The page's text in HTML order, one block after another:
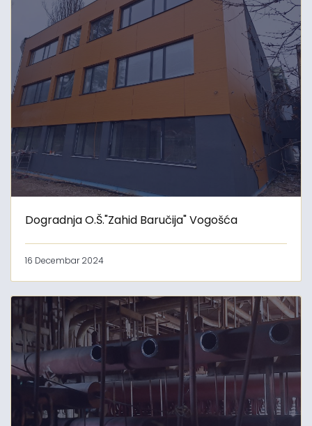
Dogradnja O.Š."Zahid Baručija" Vogošća
16 Decembar 2024